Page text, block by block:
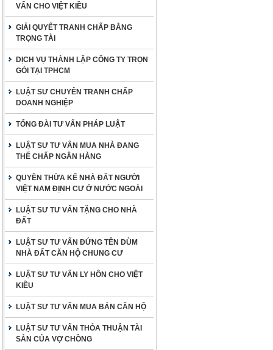
VẤN CHO VIỆT KIỀU
GIẢI QUYẾT TRANH CHẤP BẰNG
TRỌNG TÀI
DỊCH VỤ THÀNH LẬP CÔNG TY TRỌN
GÓI TẠI TPHCM
LUẬT SƯ CHUYÊN TRANH CHẤP
DOANH NGHIỆP
TỔNG ĐÀI TƯ VẤN PHÁP LUẬT
LUẬT SƯ TƯ VẤN MUA NHÀ ĐANG
THẾ CHẤP NGÂN HÀNG
QUYỀN THỪA KẾ NHÀ ĐẤT NGƯỜI
VIỆT NAM ĐỊNH CƯ Ở NƯỚC NGOÀI
LUẬT SƯ TƯ VẤN TẶNG CHO NHÀ
ĐẤT
LUẬT SƯ TƯ VẤN ĐỨNG TÊN DÙM
NHÀ ĐẤT CĂN HỘ CHUNG CƯ
LUẬT SƯ TƯ VẤN LY HÔN CHO VIỆT
KIỀU
LUẬT SƯ TƯ VẤN MUA BÁN CĂN HỘ
LUẬT SƯ TƯ VẤN THỎA THUẬN TÀI
SẢN CỦA VỢ CHỒNG